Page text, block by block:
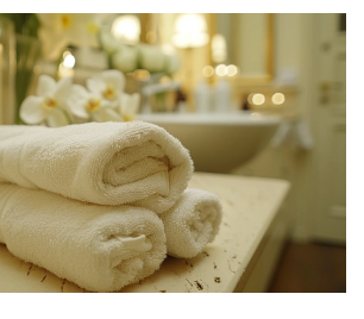
ujsť túto unikátnu skúsenosť!